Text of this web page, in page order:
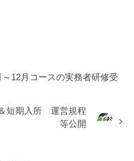
12月コースの実務者研修受
短期入所 運営規程
等公開